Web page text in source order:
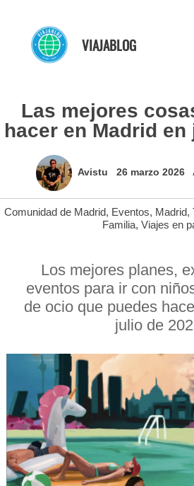
contenido
VIAJABLOG
Las mejores
hacer en Madrid en
Avistu 26 marzo 2026
Comunidad de Madrid, Eventos, Madrid,
Familia, Viajes en
Los mejores planes,
eventos para ir con
de ocio que puedes
julio de